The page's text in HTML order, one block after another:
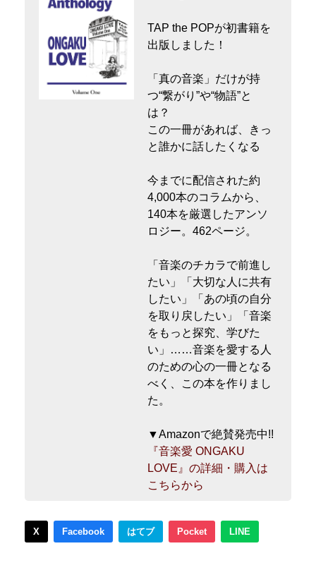
TAP the POPが初書籍を
出版しました！
「真の音楽」だけが持
つ“繋がり”や“物語”と
は？
この一冊があれば、きっ
と誰かに話したくなる
今までに配信された約
4,000本のコラムから、
140本を厳選したアンソ
ロジー。462ページ。
「音楽のチカラで前進し
たい」「大切な人に共有
したい」「あの頃の自分
を取り戻したい」「音楽
をもっと探究、学びた
い」……音楽を愛する人
のための心の一冊となる
べく、この本を作りまし
た。
▼Amazonで絶賛発売中!!
『音楽愛 ONGAKU
LOVE』の詳細・購入は
こちらから
X Facebook はてブ Pocket LINE